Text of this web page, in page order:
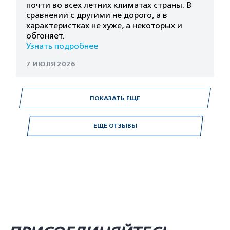
ЕЩЁ ОТЗЫВЫ
почти во всех летних климатах страны. В
сравнении с другими не дорого, а в
характеристках не хуже, а некоторых и
обгоняет.
Узнать подробнее
7 ИЮЛЯ 2026
ПОКАЗАТЬ ЕЩЕ